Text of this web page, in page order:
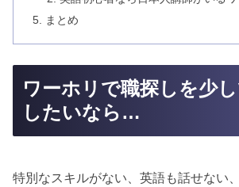
まとめ
ワーホリで職探しを少
したいなら…
特別なスキルがない、英語も話せない